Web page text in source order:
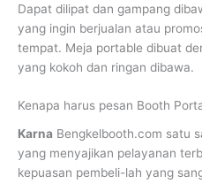
Dapat dilipat dan gampang
yang ingin berjualan atau
tempat. Meja portable dibuat
yang kokoh dan ringan dibawa.
Kenapa harus pesan Booth
Karna Bengkelbooth.com satu
yang menyajikan pelayanan
kepuasan pembeli-lah yang